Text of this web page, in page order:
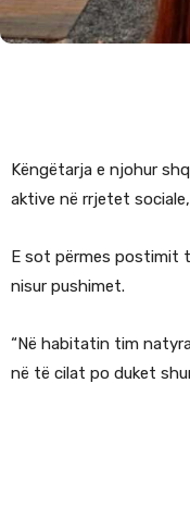
Këngëtarja e njohur
aktive në rrjetet
E sot përmes postimit
nisur pushimet.
“Në habitatin tim
në të cilat po duket